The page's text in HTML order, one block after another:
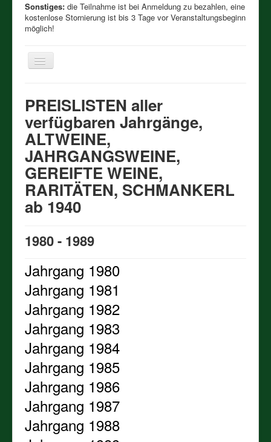
Sonstiges: die Teilnahme ist bei Anmeldung zu bezahlen, eine
kostenlose Stornierung ist bis 3 Tage vor Veranstaltungsbeginn
möglich!
Toggle
Navigation
Verkostungen 2026
Bisherige Verkostungen
Meine Weinigkeit
Impressum und Kontakt
PREISLISTEN aller verfügbaren Jahrgänge,
ALTWEINE, JAHRGANGSWEINE, GEREIFTE WEINE,
RARITÄTEN, SCHMANKERL ab 1940
GEREIFTE EDELBRÄNDE
PREISLISTEN aller
verfügbaren Jahrgänge,
ALTWEINE,
JAHRGANGSWEINE,
GEREIFTE WEINE,
RARITÄTEN, SCHMANKERL
ab 1940
1980 - 1989
Jahrgang 1980
Jahrgang 1981
Jahrgang 1982
Jahrgang 1983
Jahrgang 1984
Jahrgang 1985
Jahrgang 1986
Jahrgang 1987
Jahrgang 1988